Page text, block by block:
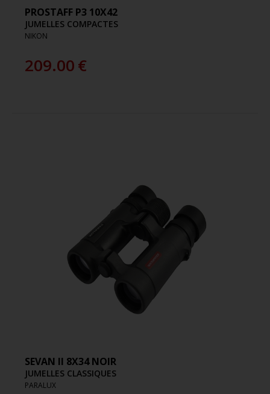
PROSTAFF P3 10X42
JUMELLES COMPACTES
NIKON
209.00€
SEVAN II 8X34 NOIR
JUMELLES CLASSIQUES
PARALUX